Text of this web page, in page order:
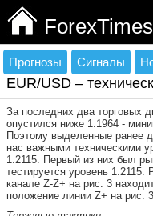
ForexTimes
Прогнозы Сигналы
EUR/USD –
За последних два торговых
опустился ниже 1.1964 -
Поэтому выделенные ранее
нас важными техническими
1.2115. Первый из них был
тестируется уровень
канале Z-Z+ на рис. 3
положение линии Z+ на рис.